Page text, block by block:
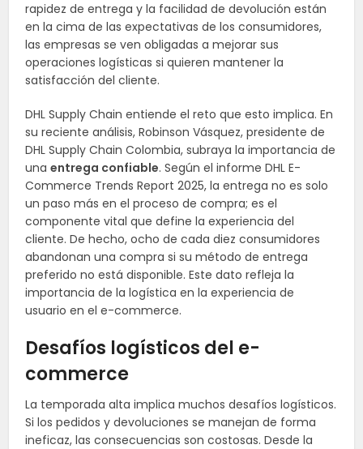
rapidez de entrega y la facilidad de devolución están
en la cima de las expectativas de los consumidores,
las empresas se ven obligadas a mejorar sus
operaciones logísticas si quieren mantener la
satisfacción del cliente.
DHL Supply Chain entiende el reto que esto implica. En
su reciente análisis, Robinson Vásquez, presidente de
DHL Supply Chain Colombia, subraya la importancia de
unaentrega confiable. Según el informe DHL E-
Commerce Trends Report 2025, la entrega no es solo
un paso más en el proceso de compra; es el
componente vital que define la experiencia del
cliente. De hecho, ocho de cada diez consumidores
abandonan una compra si su método de entrega
preferido no está disponible. Este dato refleja la
importancia de la logística en la experiencia de
usuario en el e-commerce.
Desafíos logísticos del e-
commerce
La temporada alta implica muchos desafíos logísticos.
Si los pedidos y devoluciones se manejan de forma
ineficaz, las consecuencias son costosas. Desde la